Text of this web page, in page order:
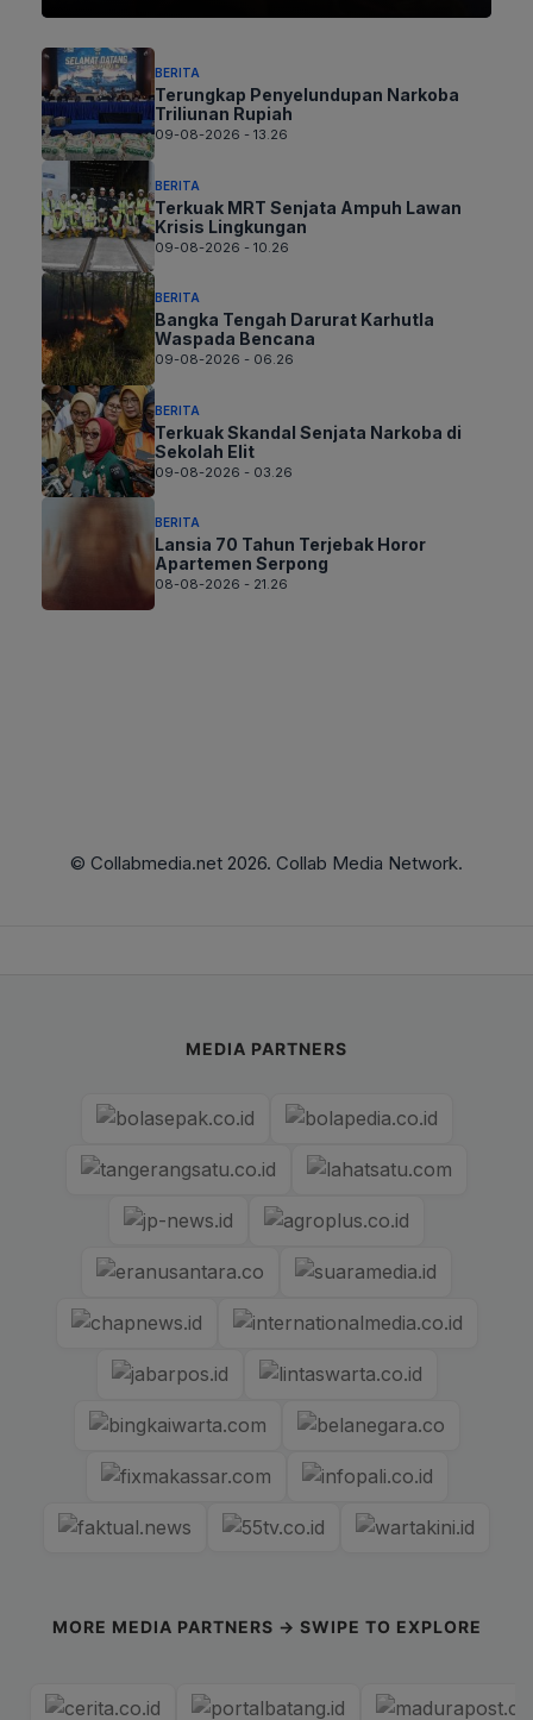
BERITA
Terungkap Penyelundupan Narkoba
Triliunan Rupiah
09-08-2026 - 13.26
BERITA
Terkuak MRT Senjata Ampuh Lawan
Krisis Lingkungan
09-08-2026 - 10.26
BERITA
Bangka Tengah Darurat Karhutla
Waspada Bencana
09-08-2026 - 06.26
BERITA
Terkuak Skandal Senjata Narkoba di
Sekolah Elit
09-08-2026 - 03.26
BERITA
Lansia 70 Tahun Terjebak Horor
Apartemen Serpong
08-08-2026 - 21.26
© Collabmedia.net 2026. Collab Media Network.
MEDIA PARTNERS
MORE MEDIA PARTNERS → SWIPE TO EXPLORE